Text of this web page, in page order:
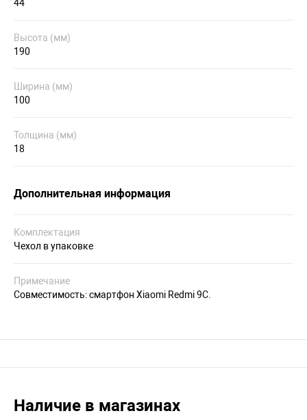
44
Высота (мм)
190
Ширина (мм)
100
Толщина (мм)
18
Дополнительная информация
Комплектация
Чехол в упаковке
Примечание
Совместимость: смартфон Xiaomi Redmi 9С.
Наличие в магазинах